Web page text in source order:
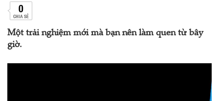
0
CHIA SẺ
Một trải nghiệm mới mà bạn nên làm quen từ bây
giờ.